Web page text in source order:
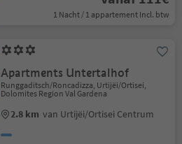
1 Nacht / 1 appartement Incl. btw
Apartments Untertalhof
Runggaditsch/Roncadizza, Urtijëi/Ortisei,
Dolomites Region Val Gardena
2.8 km van Urtijëi/Ortisei Centrum